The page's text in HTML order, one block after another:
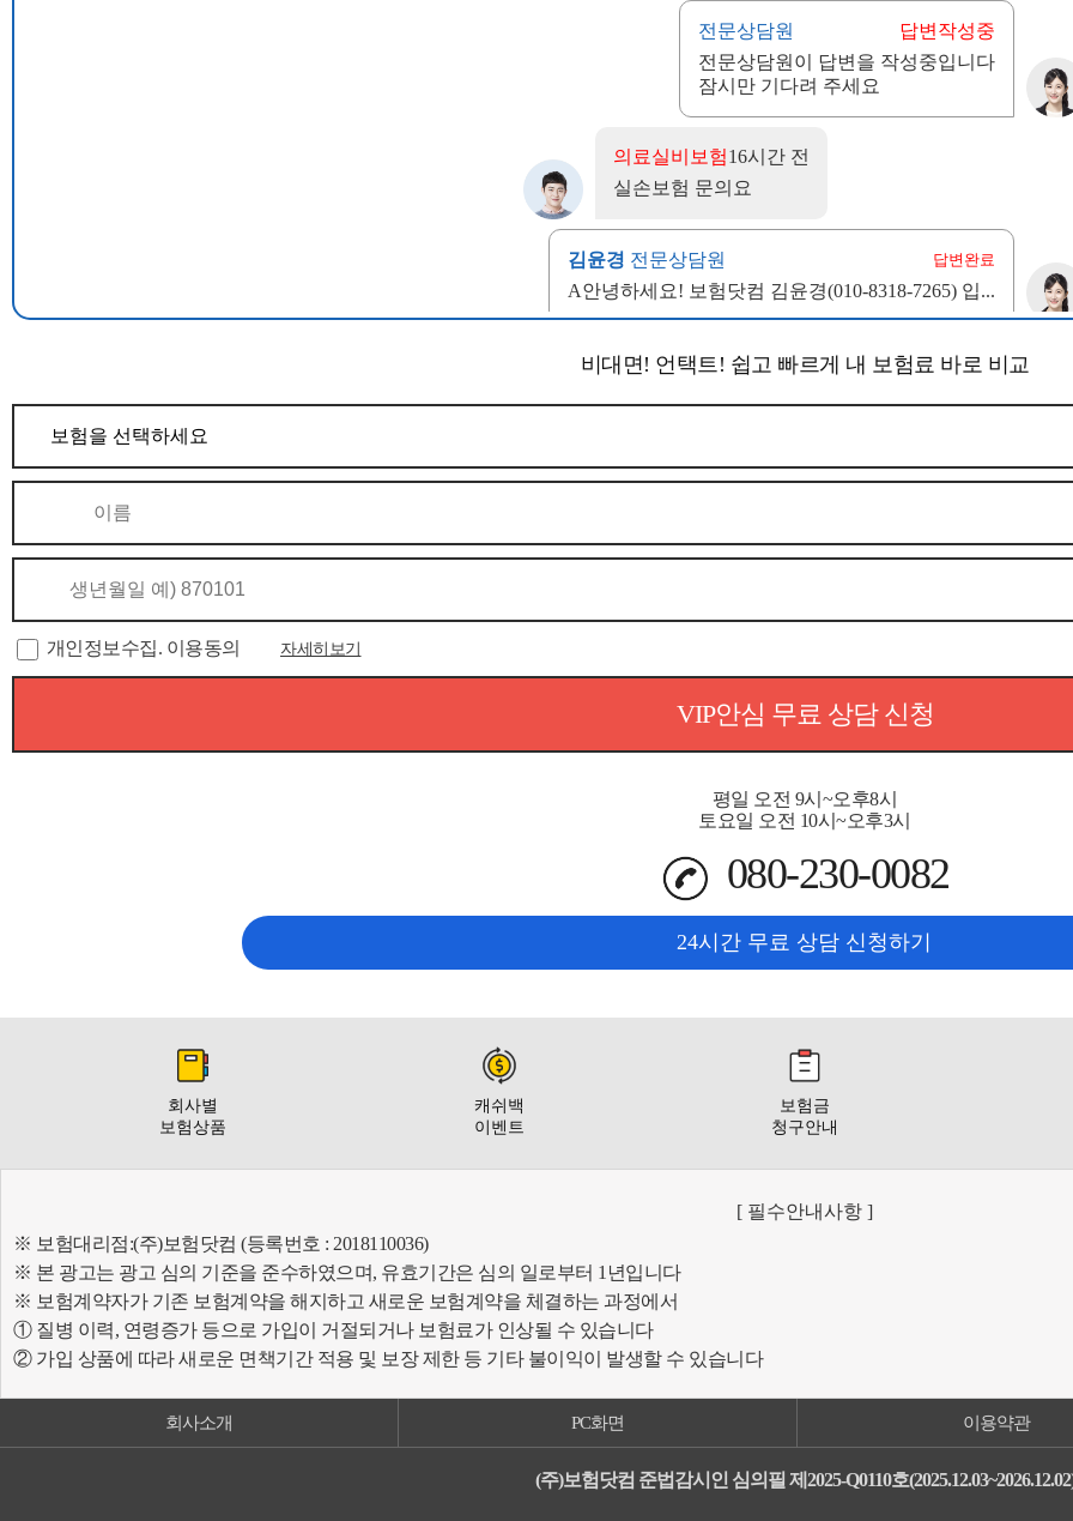
비대면! 언택트! 쉽고 빠르게 내 보험료 바로 비교
개인정보수집. 이용동의 자세히보기
VIP안심 무료 상담 신청
평일 오전 9시~오후8시
토요일 오전 10시~오후3시
080-230-0082
24시간 무료 상담 신청하기
회사별
보험상품
캐쉬백
이벤트
보험금
청구안내
[ 필수안내사항 ]
※ 보험대리점:(주)보험닷컴 (등록번호 : 2018110036)
※ 본 광고는 광고 심의 기준을 준수하였으며, 유효기간은 심의 일로부터 1년입니다
※ 보험계약자가 기존 보험계약을 해지하고 새로운 보험계약을 체결하는 과정에서
① 질병 이력, 연령증가 등으로 가입이 거절되거나 보험료가 인상될 수 있습니다
② 가입 상품에 따라 새로운 면책기간 적용 및 보장 제한 등 기타 불이익이 발생할 수 있습니다
회사소개 PC화면 이용약관
(주)보험닷컴 준법감시인 심의필 제2025-Q0110호